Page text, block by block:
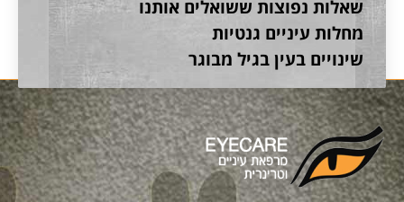
שאלות נפוצות ששואלים אותנו
מחלות עיניים גנטיות
שינויים בעין בגיל מבוגר